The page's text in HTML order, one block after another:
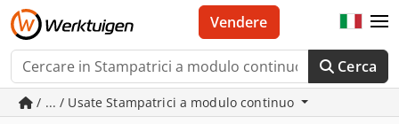
Cerca
Vendere
/ ... / Usate Stampatrici a modulo continuo